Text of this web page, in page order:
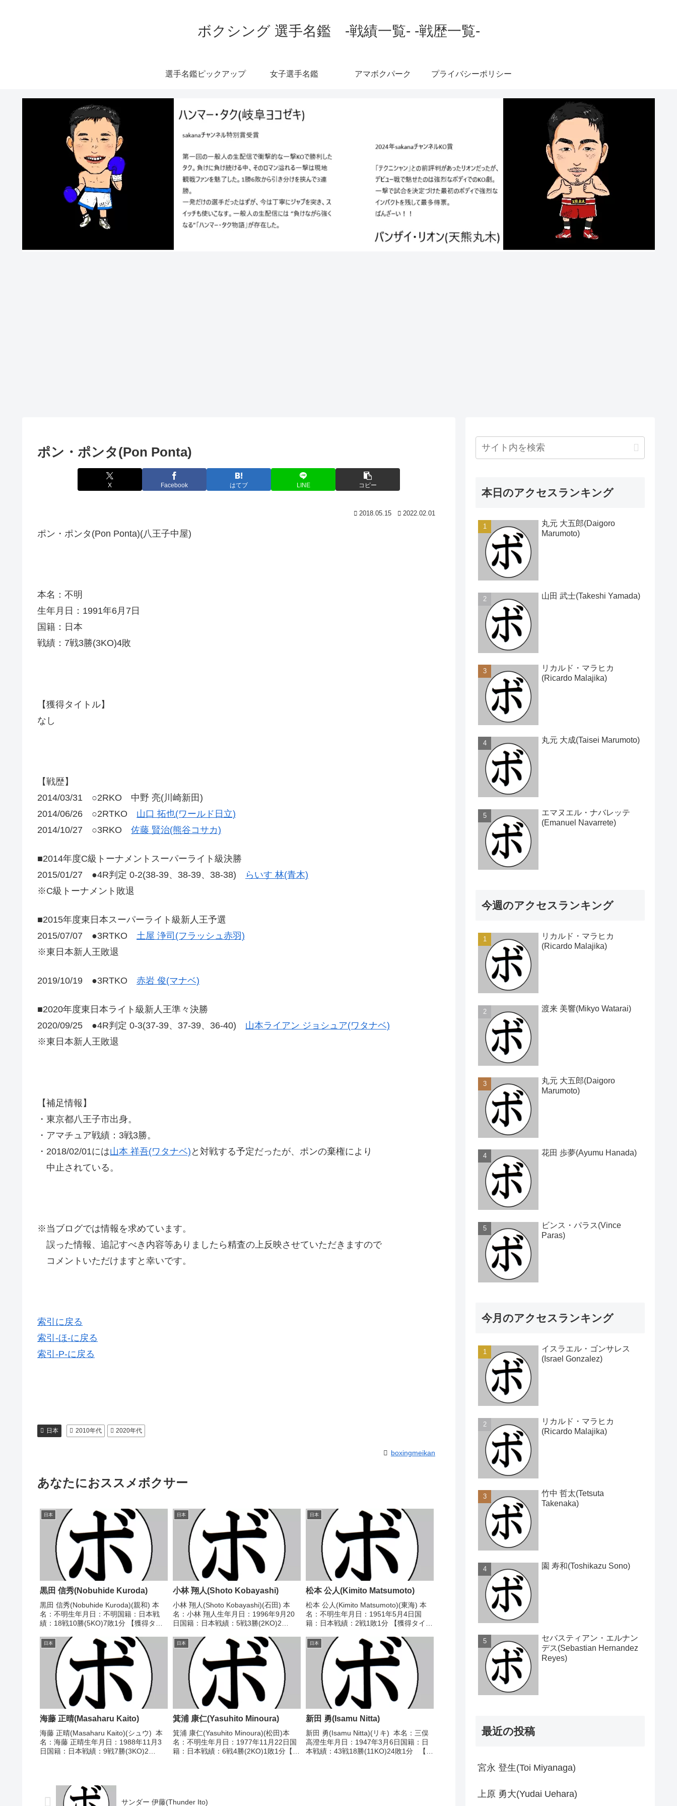
ボクシング 選手名鑑 -戦績一覧- -戦歴一覧-
選手名鑑ピックアップ 女子選手名鑑 アマボクパーク プライバシーポリシー
ポン・ポンタ(Pon Ponta)
X Facebook はてブ LINE コピー
2018.05.15 2022.02.01
ポン・ポンタ(Pon Ponta)(八王子中屋)
本名：不明
生年月日：1991年6月7日
国籍：日本
戦績：7戦3勝(3KO)4敗
【獲得タイトル】
なし
【戦歴】
2014/03/31 ○2RKO 中野 亮(川崎新田)
2014/06/26 ○2RTKO 山口 拓也(ワールド日立)
2014/10/27 ○3RKO 佐藤 賢治(熊谷コサカ)
■2014年度C級トーナメントスーパーライト級決勝
2015/01/27 ●4R判定 0-2(38-39、38-39、38-38)
らいす 林(青木)
※C級トーナメント敗退
■2015年度東日本スーパーライト級新人王予選
2015/07/07 ●3RTKO 土屋 浄司(フラッシュ赤羽)
※東日本新人王敗退
2019/10/19 ●3RTKO 赤岩 俊(マナベ)
■2020年度東日本ライト級新人王準々決勝
2020/09/25 ●4R判定 0-3(37-39、37-39、36-40) 山本ライアン ジョシュア(ワタナベ)
※東日本新人王敗退
【補足情報】
・東京都八王子市出身。
・アマチュア戦績：3戦3勝。
・2018/02/01には山本 祥吾(ワタナベ) と対戦する予定だったが、ポンの棄権により
中止されている。
※当ブログでは情報を求めています。
誤った情報、追記すべき内容等ありましたら精査の上反映させていただきますので
コメントいただけますと幸いです。
索引に戻る
索引-ほ-に戻る
索引-P-に戻る
日本 2010年代 2020年代
boxingmeikan
あなたにおススメボクサー
日本
黒田 信秀(Nobuhide Kuroda)
黒田 信秀(Nobuhide Kuroda)(親和) 本
名：不明生年月日：不明国籍：日本戦
績：18戦10勝(5KO)7敗1分 【獲得タイ
級新人王 【戦歴】1969/07/26
○2RKO 浜田 常男(新...
日本
小林 翔人(Shoto Kobayashi)
小林 翔人(Shoto Kobayashi)(石田) 本
名：小林 翔人生年月日：1996年9月20
日国籍：日本戦績：5戦3勝(2KO)2
2024/12/15 ○3RTKO 河地 翔(ミサイ
ル工藤)■2025...
日本
松本 公人(Kimito Matsumoto)
松本 公人(Kimito Matsumoto)(東海) 本
名：不明生年月日：1951年5月4日国
籍：日本戦績：2戦1敗1分 【獲得タイト
定 (採点不明) 布瀬 博志(松田)■1968年
度中日本...
日本
海藤 正晴(Masaharu Kaito)
海藤 正晴(Masaharu Kaito)(シュウ) 本
名：海藤 正晴生年月日：1988年11月3
日国籍：日本戦績：9戦7勝(3KO)2
日本
箕浦 康仁(Yasuhito Minoura)
箕浦 康仁(Yasuhito Minoura)(松田)本
名：不明生年月日：1977年11月22日国
籍：日本戦績：6戦4勝(2KO)1敗1分【獲
日本
新田 勇(Isamu Nitta)
新田 勇(Isamu Nitta)(リキ) 本名：三俣
高澄生年月日：1947年3月6日国籍：日
本戦績：43戦18勝(11KO)24敗1分 【獲
サンダー 伊藤(Thunder Ito)
本日のアクセスランキング
丸元 大五郎(Daigoro
Marumoto)
山田 武士(Takeshi Yamada)
リカルド・マラヒカ
(Ricardo Malajika)
丸元 大成(Taisei Marumoto)
エマヌエル・ナバレッテ
(Emanuel Navarrete)
今週のアクセスランキング
リカルド・マラヒカ
(Ricardo Malajika)
渡来 美響(Mikyo Watarai)
丸元 大五郎(Daigoro
Marumoto)
花田 歩夢(Ayumu Hanada)
ビンス・パラス(Vince
Paras)
今月のアクセスランキング
イスラエル・ゴンサレス
(Israel Gonzalez)
リカルド・マラヒカ
(Ricardo Malajika)
竹中 哲太(Tetsuta
Takenaka)
園 寿和(Toshikazu Sono)
セバスティアン・エルナン
デス(Sebastian Hernandez
Reyes)
最近の投稿
宮永 登生(Toi Miyanaga)
上原 勇大(Yudai Uehara)